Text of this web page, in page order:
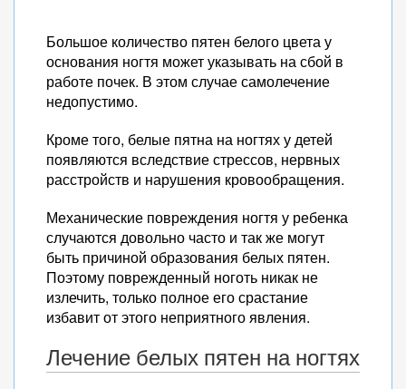
Большое количество пятен белого цвета у
основания ногтя может указывать на сбой в
работе почек. В этом случае самолечение
недопустимо.
Кроме того, белые пятна на ногтях у детей
появляются вследствие стрессов, нервных
расстройств и нарушения кровообращения.
Механические повреждения ногтя у ребенка
случаются довольно часто и так же могут
быть причиной образования белых пятен.
Поэтому поврежденный ноготь никак не
излечить, только полное его срастание
избавит от этого неприятного явления.
Лечение белых пятен на ногтях